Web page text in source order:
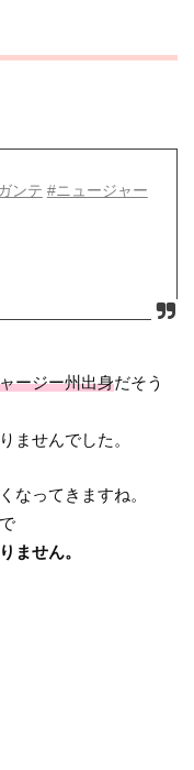
ンテ #ニュージャー
ージー州出身だそう
ませんでした。
なってきますね。
ません。